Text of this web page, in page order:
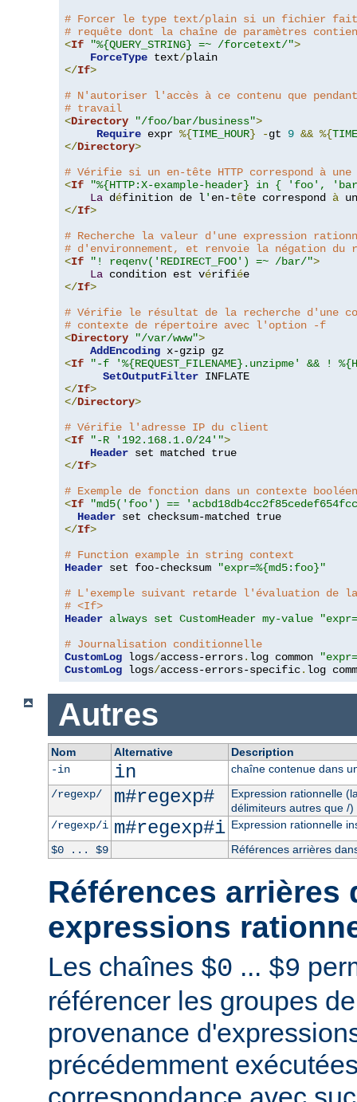
# Forcer le type text/plain si un fichier
# requête dont la chaîne de paramètres
<If "%{QUERY_STRING} =~ /forcetext/">
ForceType text/
</If>
# N'autoriser l'accès à ce contenu que
# travail
<Directory "/foo/bar/business">
Require expr %{TIME_HOUR} -gt 9 && %{
</Directory>
# Vérifie si un en-tête HTTP correspond à
<If
"%{HTTP:X-example-header} in { 'foo',
La définition de l' en-tête correspond à
</If>
# Recherche la valeur d'une expression
# d'environnement, et renvoie la négation du
<If "! reqenv('REDIRECT_FOO') =~ /bar/">
La condition est vérifié
</If>
# Vérifie le résultat de la recherche d'une
# contexte de répertoire avec l'option -f
<Directory "/var/www">
AddEncoding
<If
"-f '%{REQUEST_FILENAME}.unzipme' && !
SetOutputFilter
</If>
</Directory>
# Vérifie l'adresse IP du client
<If "-R '192.168.1.0/24'">
Header
</If>
# Exemple de fonction dans un contexte booléen
<If
"md5('foo') ==
Header
</If>
# Function example in string context
Header set foo-checksum
"expr=%{md5:foo}"
# L'exemple suivant retarde l'évaluation de
# <If>
Header always set CustomHeader my-value
# Journalisation conditionnelle
CustomLog logs/access-errors. log common
CustomLog logs/access-errors-specific. log
Autres
Nom Alternative
Description
-in
in
chaîne contenue dans
/regexp/
m#regexp#
Expression rationnelle
délimiteurs autres que /)
/regexp/i m#regexp#i Expression rationnelle
$0 ... $9
Références arrières
Références arrières
expressions
Les chaînes $0 ... $9
référencer les groupes
provenance
précédemment